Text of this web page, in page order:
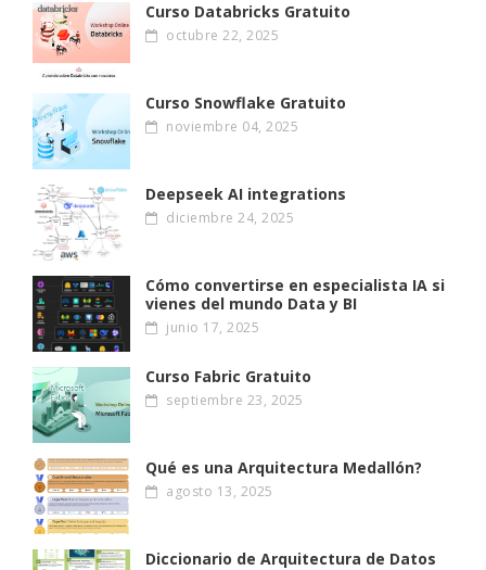
Curso Databricks Gratuito
octubre 22, 2025
Curso Snowflake Gratuito
noviembre 04, 2025
Deepseek AI integrations
diciembre 24, 2025
Cómo convertirse en especialista IA si
vienes del mundo Data y BI
junio 17, 2025
Curso Fabric Gratuito
septiembre 23, 2025
Qué es una Arquitectura Medallón?
agosto 13, 2025
Diccionario de Arquitectura de Datos